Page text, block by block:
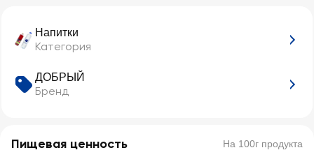
Напитки
Категория
ДОБРЫЙ
Бренд
Пищевая ценность На 100г продукта